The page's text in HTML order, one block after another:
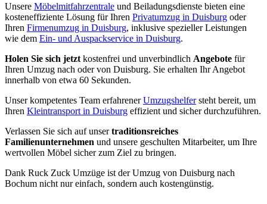
Unsere Möbelmitfahrzentrale und Beiladungsdienste bieten eine
kosteneffiziente Lösung für Ihren Privatumzug in Duisburg oder
Ihren Firmenumzug in Duisburg, inklusive spezieller Leistungen
wie dem Ein- und Auspackservice in Duisburg.
Holen Sie sich jetzt kostenfrei und unverbindlich Angebote für
Ihren Umzug nach oder von Duisburg. Sie erhalten Ihr Angebot
innerhalb von etwa 60 Sekunden.
Unser kompetentes Team erfahrenerUmzugshelfersteht bereit, um
Ihren Kleintransport in Duisburg effizient und sicher durchzuführen.
Verlassen Sie sich auf unsertraditionsreiches
Familienunternehmen und unsere geschulten Mitarbeiter, um Ihre
wertvollen Möbel sicher zum Ziel zu bringen.
Dank Ruck Zuck Umzüge ist der Umzug von Duisburg nach
Bochum nicht nur einfach, sondern auch kostengünstig.